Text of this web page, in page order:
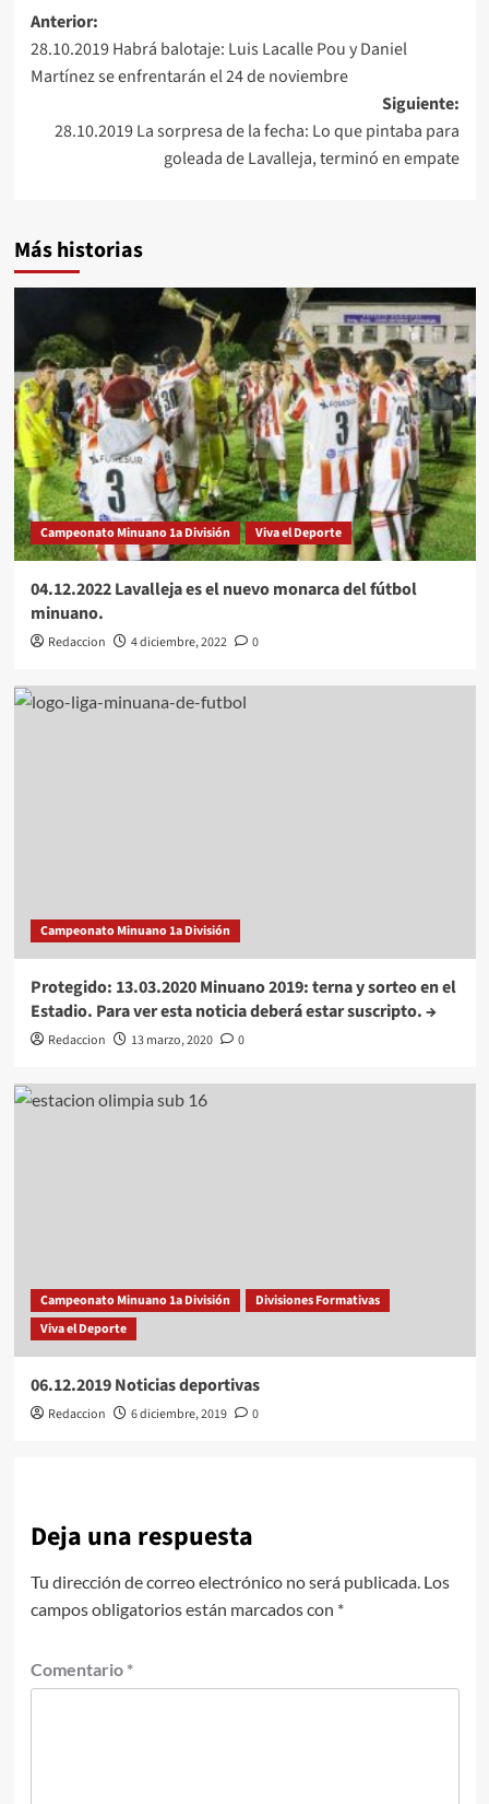
Navegación
de
entradas
Anterior:
28.10.2019 Habrá balotaje: Luis Lacalle Pou y Daniel
Martínez se enfrentarán el 24 de noviembre
Siguiente:
28.10.2019 La sorpresa de la fecha: Lo que pintaba para
goleada de Lavalleja, terminó en empate
Más historias
Campeonato Minuano 1a División Viva el Deporte
04.12.2022 Lavalleja es el nuevo monarca del fútbol
minuano.
Redaccion 4 diciembre, 2022 0
Campeonato Minuano 1a División
Protegido: 13.03.2020 Minuano 2019: terna y sorteo en el
Estadio. Para ver esta noticia deberá estar suscripto. →
Redaccion 13 marzo, 2020 0
Campeonato Minuano 1a División
Divisiones Formativas
Viva el Deporte
06.12.2019 Noticias deportivas
Redaccion 6 diciembre, 2019 0
Deja una respuesta
Tu dirección de correo electrónico no será publicada. Los
campos obligatorios están marcados con *
Comentario *